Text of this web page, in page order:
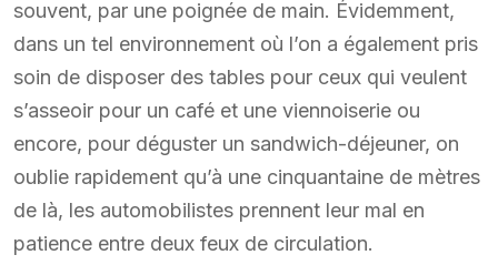
souvent, par une poignée de main. Évidemment,
dans un tel environnement où l’on a également pris
soin de disposer des tables pour ceux qui veulent
s’asseoir pour un café et une viennoiserie ou
encore, pour déguster un sandwich-déjeuner, on
oublie rapidement qu’à une cinquantaine de mètres
de là, les automobilistes prennent leur mal en
patience entre deux feux de circulation.